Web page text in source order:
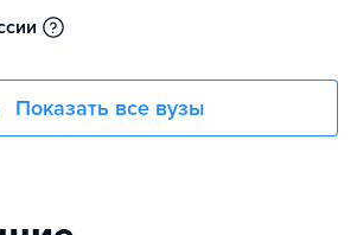
Показать все вузы